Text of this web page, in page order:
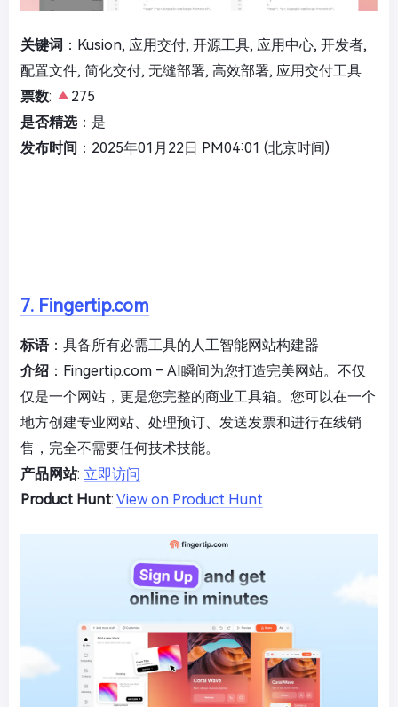
关键词 ：Kusion, 应用交付, 开源工具, 应用中心, 开发者,
配置文件, 简化交付, 无缝部署, 高效部署, 应用交付工具
票数:
275
是否精选：是
发布时间 ：2025年01月22日 PM04:01 (北京时间)
7. Fingertip.com
标语：具备所有必需工具的人工智能网站构建器
介绍 ：Fingertip.com – AI瞬间为您打造完美网站。不仅
仅是一个网站，更是您完整的商业工具箱。您可以在一个
地方创建专业网站、处理预订、发送发票和进行在线销
售，完全不需要任何技术技能。
产品网站: 立即访问
Product Hunt: View on Product Hunt